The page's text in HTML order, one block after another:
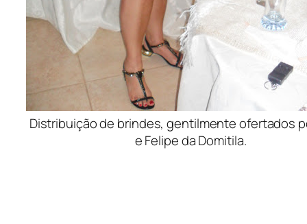
Distribuição de brindes, gentilmente ofertados
e Felipe da Domitila.